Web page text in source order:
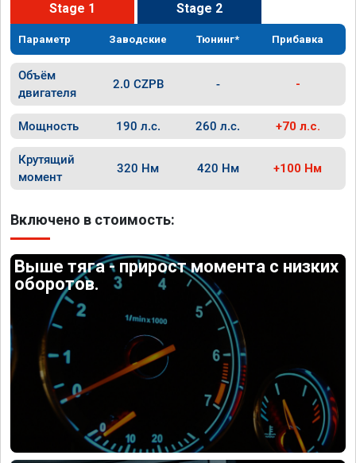
Stage 1 Stage 2
Параметр Заводские Тюнинг* Прибавка
Объём
двигателя
2.0 CZPB - -
Мощность 190 л.с. 260 л.с. +70 л.с.
Крутящий
момент
320 Нм 420 Нм +100 Нм
Включено в стоимость:
Выше тяга - прирост момента с низких
оборотов.